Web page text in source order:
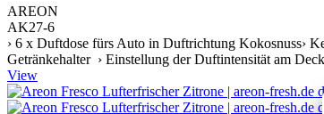
AREON
AK27-6
› 6 x Duftdose fürs Auto in Duftrichtung Kokosnuss›
Getränkehalter › Einstellung der Duftintensität am
View